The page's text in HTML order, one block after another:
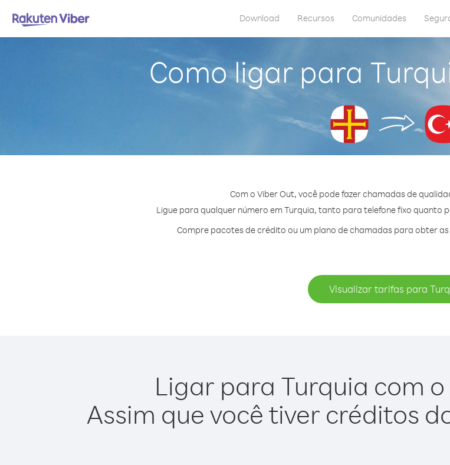
Download Recursos Comunidades
Como ligar para
Com o Viber Out, você pode fazer chamadas de
Ligue para qualquer número em Turquia, tanto para telefone fixo quanto
Compre pacotes de crédito ou um plano de chamadas para obter
Visualizar tarifas para
Ligar para Turquia com
Assim que você tiver créditos